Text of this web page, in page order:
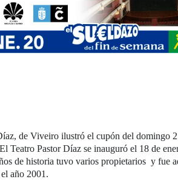
de Viveiro ilustró el cupón del domingo
Teatro Pastor Díaz se inauguró el 18 de
de historia tuvo varios propietarios y
año 2001.